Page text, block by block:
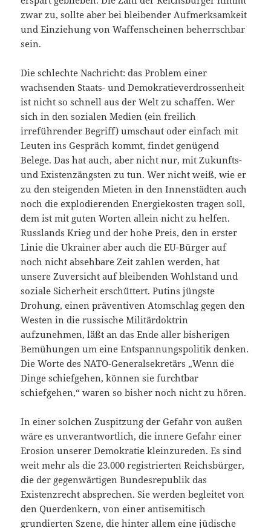
zwar zu, sollte aber bei bleibender Aufmerksamkeit
und Einziehung von Waffenscheinen beherrschbar
sein.
Die schlechte Nachricht: das Problem einer
wachsenden Staats- und Demokratieverdrossenheit
ist nicht so schnell aus der Welt zu schaffen. Wer
sich in den sozialen Medien (ein freilich
irreführender Begriff) umschaut oder einfach mit
Leuten ins Gespräch kommt, findet genügend
Belege. Das hat auch, aber nicht nur, mit Zukunfts-
und Existenzängsten zu tun. Wer nicht weiß, wie er
zu den steigenden Mieten in den Innenstädten auch
noch die explodierenden Energiekosten tragen soll,
dem ist mit guten Worten allein nicht zu helfen.
Russlands Krieg und der hohe Preis, den in erster
Linie die Ukrainer aber auch die EU-Bürger auf
noch nicht absehbare Zeit zahlen werden, hat
unsere Zuversicht auf bleibenden Wohlstand und
soziale Sicherheit erschüttert. Putins jüngste
Drohung, einen präventiven Atomschlag gegen den
Westen in die russische Militärdoktrin
aufzunehmen, läßt an das Ende aller bisherigen
Bemühungen um eine Entspannungspolitik denken.
Die Worte des NATO-Generalsekretärs „Wenn die
Dinge schiefgehen, können sie furchtbar
schiefgehen,“ waren so bisher noch nicht zu hören.
In einer solchen Zuspitzung der Gefahr von außen
wäre es unverantwortlich, die innere Gefahr einer
Erosion unserer Demokratie kleinzureden. Es sind
weit mehr als die 23.000 registrierten Reichsbürger,
die der gegenwärtigen Bundesrepublik das
Existenzrecht absprechen. Sie werden begleitet von
den Querdenkern, von einer antisemitisch
grundierten Szene, die hinter allem eine jüdische